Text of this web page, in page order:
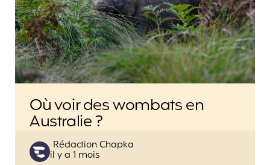
Où voir des wombats en
Australie ?
Posted
by
Rédaction Chapka
il y a 1 mois